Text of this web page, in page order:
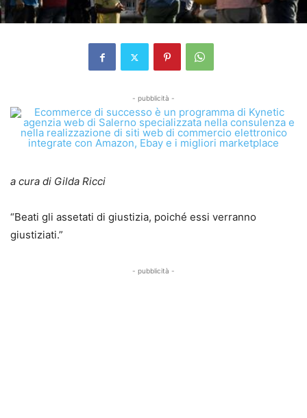
- pubblicità -
a cura di Gilda Ricci
“Beati gli assetati di giustizia, poiché essi verranno
giustiziati.”
- pubblicità -